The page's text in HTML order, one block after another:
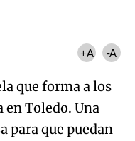
+A -A
que forma a los
Toledo. Una
para que puedan